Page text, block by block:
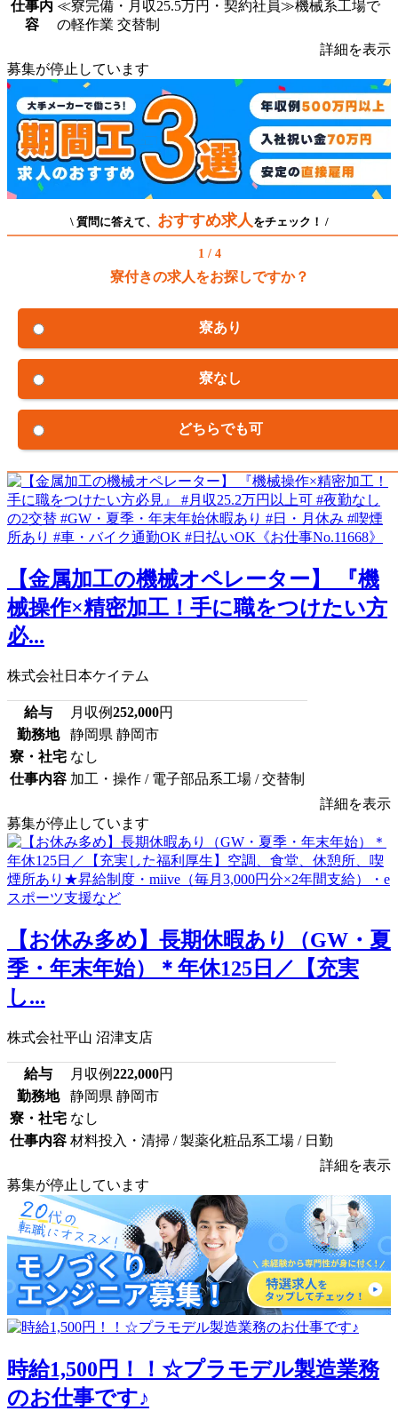
仕事内
容
≪寮完備・月収25.5万円・契約社員≫機械系工場で
の軽作業 交替制
詳細を表示
募集が停止しています
\ 質問に答えて、 おすすめ求人 をチェック！ /
1 / 4
寮付きの求人をお探しですか？
寮あり
寮なし
どちらでも可
【金属加工の機械オペレーター】 『機
械操作×精密加工！手に職をつけたい方
必...
株式会社日本ケイテム
給与 月収例252,000円
勤務地
静岡県 静岡市
寮・社宅 なし
仕事内容 加工・操作 / 電子部品系工場 / 交替制
詳細を表示
募集が停止しています
【お休み多め】長期休暇あり（GW・夏
季・年末年始）＊年休125日／【充実
し...
株式会社平山 沼津支店
給与 月収例222,000円
勤務地
静岡県 静岡市
寮・社宅 なし
仕事内容 材料投入・清掃 / 製薬化粧品系工場 / 日勤
詳細を表示
募集が停止しています
時給1,500円！！☆プラモデル製造業務
のお仕事です♪